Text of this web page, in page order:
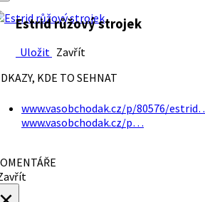
Estrid růžový strojek
Uložit Zavřít
KDE TO SEHNAT
www.vasobchodak.cz/p/80576/
www.vasobchodak.cz/p…